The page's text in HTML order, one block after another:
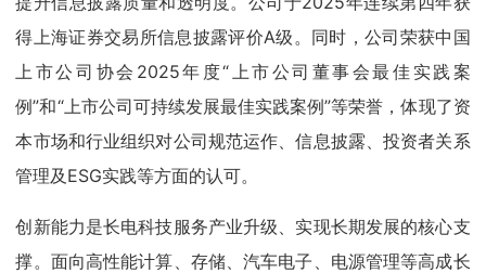
得上海证券交易所信息披露评价A级。同时，公司荣获中国
上市公司协会2025年度“上市公司董事会最佳实践案
例”和“上市公司可持续发展最佳实践案例”等荣誉，体现了资
本市场和行业组织对公司规范运作、信息披露、投资者关系
管理及ESG实践等方面的认可。
创新能力是长电科技服务产业升级、实现长期发展的核心支
撑。面向高性能计算、存储、汽车电子、电源管理等高成长